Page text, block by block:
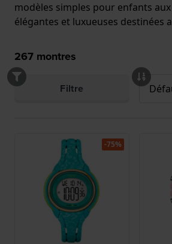
modèles simples pour enfants
élégantes et luxueuses destinées
267 montres
Filtre
-75%